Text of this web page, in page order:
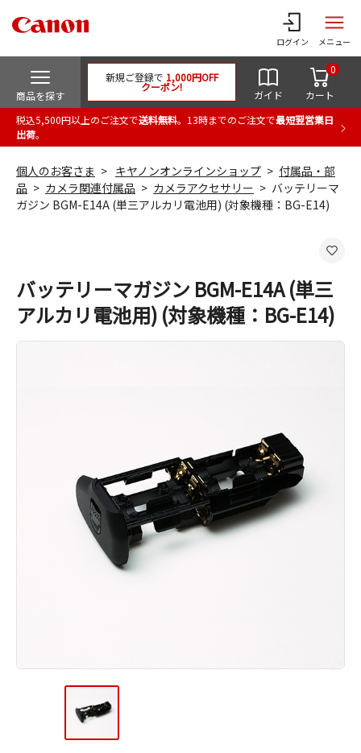
ログイン メニュー
商品を探す
新規ご登録で 1,000円OFF
クーポン!
ガイド カート
0
税込5,500円以上のご注文で送料無料。13時までのご注文で最短翌営業日
出荷。
個人のお客さま キヤノンオンラインショップ
付属品・部
品
カメラ関連付属品 カメラアクセサリー
バッテリーマ
ガジン BGM-E14A (単三アルカリ電池用) (対象機種：BG-E14)
バッテリーマガジン BGM-E14A (単三
アルカリ電池用) (対象機種：BG-E14)